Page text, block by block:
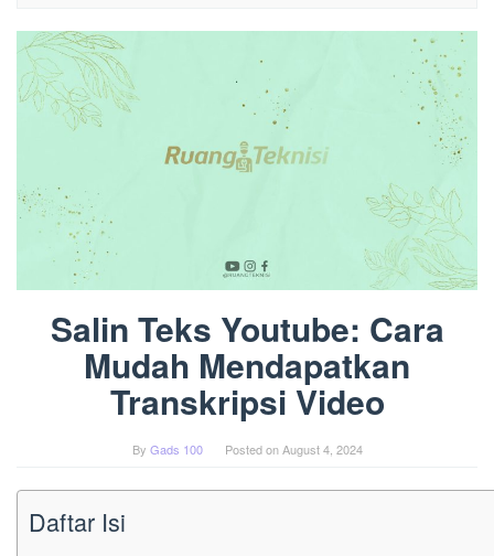
Salin Teks Youtube: Cara
Mudah Mendapatkan
Transkripsi Video
By Gads 100 Posted onAugust 4, 2024
Daftar Isi